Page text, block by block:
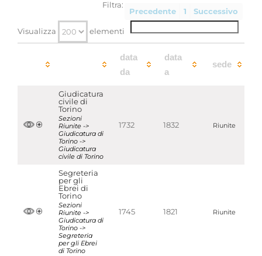
Giudicatura di Torino
Strumenti di ricerca associati
Aggregazioni associate al record corrente
Giustizia
Parole chiave
Giustizia
Localizzazioneassociata al record corrente
Visualizza tutte le unità archivistiche
Precedente 1 Successivo
Visualizza elementi
Filtra:
data
da
data
a
sede
Giudicatura
civile di
Torino
Sezioni
Riunite ->
Giudicatura di
Torino ->
Giudicatura
civile di Torino
1732 1832 Riunite
Segreteria
per gli
Ebrei di
Torino
Sezioni
Riunite ->
Giudicatura di
Torino ->
Segreteria
per gli Ebrei
di Torino
1745 1821 Riunite